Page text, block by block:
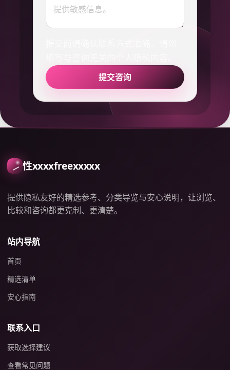
提交咨询
性xxxxfreexxxxx
提供隐私友好的精选参考、分类导览与安心说明，让浏览、
比较和咨询都更克制、更清楚。
站内导航
首页
精选清单
安心指南
联系入口
获取选择建议
查看常见问题